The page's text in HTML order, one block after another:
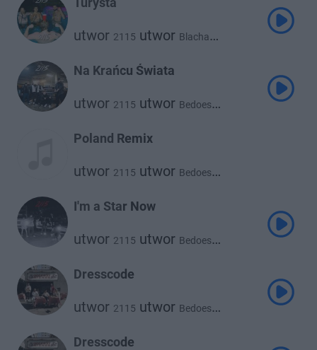
utwor 2115 utwor Blacha
Flexxy2115 utwor
Na Krańcu Świata
utwor 2115 utwor Bedoes
White 2115
Poland Remix
utwor 2115 utwor Bedoes
Lil Yachty
I'm a Star Now
utwor 2115 utwor Bedoes
utwor Flexxy2115
utwor
Dresscode
utwor 2115 utwor Bedoes
White 2115
Dresscode